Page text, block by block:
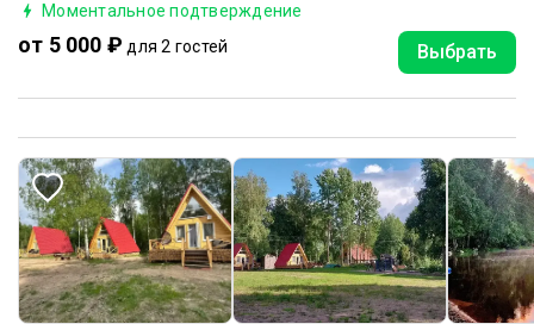
Моментальное подтверждение
от 5 000 ₽ для 2 гостей Выбрать